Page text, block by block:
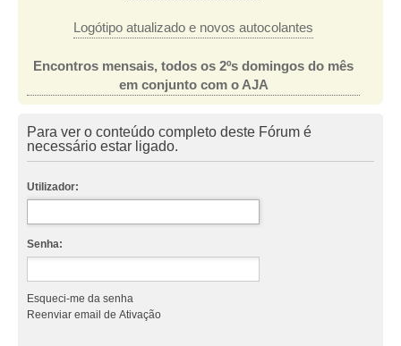
Logótipo atualizado e novos autocolantes
Encontros mensais, todos os 2ºs domingos do mês
em conjunto com o AJA
Para ver o conteúdo completo deste Fórum é
necessário estar ligado.
Utilizador:
Senha:
Esqueci-me da senha
Reenviar email de Ativação